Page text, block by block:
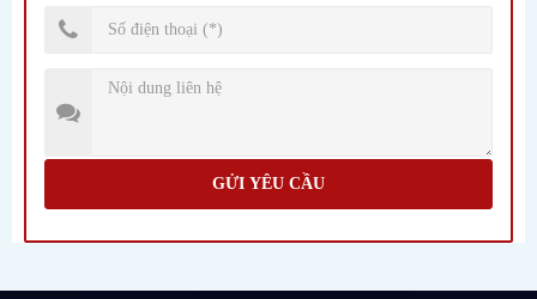
GỬI YÊU CẦU